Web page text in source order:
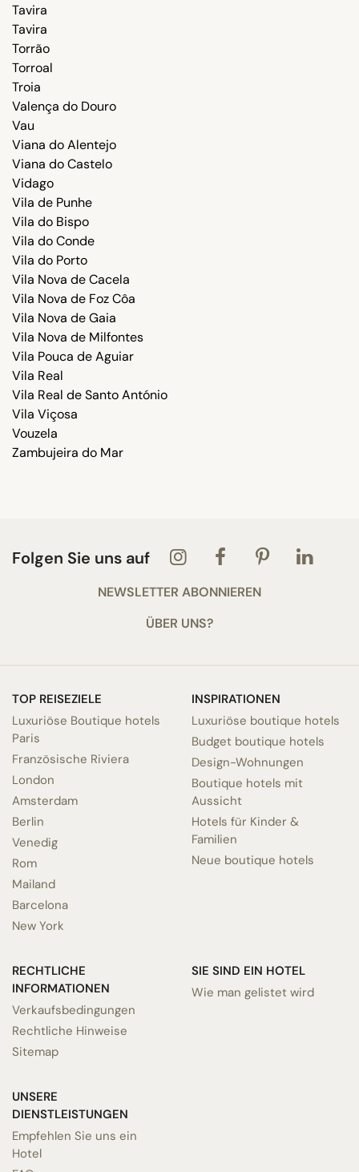
Tavira
Tavira
Torrão
Torroal
Troia
Valença do Douro
Vau
Viana do Alentejo
Viana do Castelo
Vidago
Vila de Punhe
Vila do Bispo
Vila do Conde
Vila do Porto
Vila Nova de Cacela
Vila Nova de Foz Côa
Vila Nova de Gaia
Vila Nova de Milfontes
Vila Pouca de Aguiar
Vila Real
Vila Real de Santo António
Vila Viçosa
Vouzela
Zambujeira do Mar
Folgen Sie uns auf
NEWSLETTER ABONNIEREN
ÜBER UNS?
TOP REISEZIELE
Luxuriöse Boutique hotels
Paris
Französische Riviera
London
Amsterdam
Berlin
Venedig
Rom
Mailand
Barcelona
New York
INSPIRATIONEN
Luxuriöse boutique hotels
Budget boutique hotels
Design-Wohnungen
Boutique hotels mit
Aussicht
Hotels für Kinder &
Familien
Neue boutique hotels
RECHTLICHE
INFORMATIONEN
Verkaufsbedingungen
Rechtliche Hinweise
Sitemap
UNSERE
DIENSTLEISTUNGEN
Empfehlen Sie uns ein
Hotel
SIE SIND EIN HOTEL
Wie man gelistet wird